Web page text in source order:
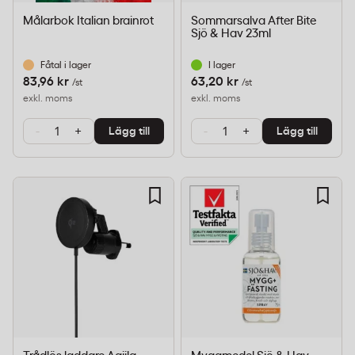
Målarbok Italian brainrot
Fåtal i lager
83,96 kr /st
exkl. moms
- + Lägg till
Sommarsalva After Bite
Sjö & Hav 23ml
I lager
63,20 kr /st
exkl. moms
- + Lägg till